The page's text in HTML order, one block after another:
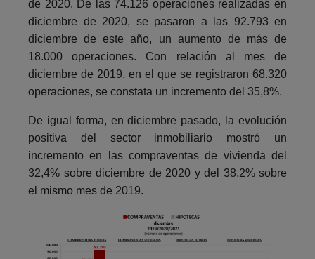
de 2020. De las 74.126 operaciones realizadas en
diciembre de 2020, se pasaron a las 92.793 en
diciembre de este año, un aumento de más de
18.000 operaciones. Con relación al mes de
diciembre de 2019, en el que se registraron 68.320
operaciones, se constata un incremento del 35,8%.
De igual forma, en diciembre pasado, la evolución
positiva del sector inmobiliario mostró un
incremento en las compraventas de vivienda del
32,4% sobre diciembre de 2020 y del 38,2% sobre
el mismo mes de 2019.